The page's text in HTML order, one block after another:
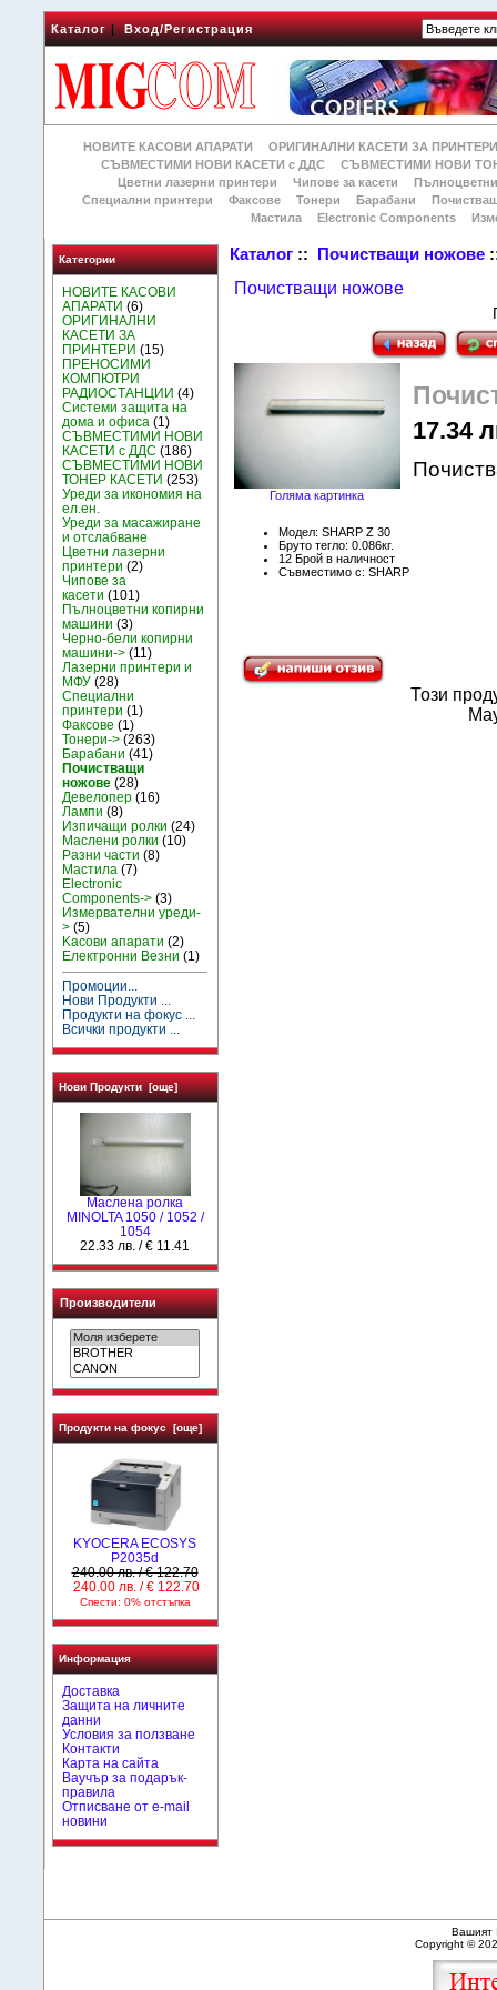
Каталог|Вход/Регистрация
НОВИТЕ КАСОВИ АПАРАТИ
ОРИГИНАЛНИ КАСЕТИ ЗА
СЪВМЕСТИМИ НОВИ КАСЕТИ с ДДС
СЪВМЕСТИМИ НОВИ
Цветни лазерни принтери
Чипове за касети
Специални принтери
Факсове Тонери Барабани
Мастила
Electronic Components
Категории
НОВИТЕ КАСОВИ
АПАРАТИ (6)
ОРИГИНАЛНИ
КАСЕТИ ЗА
ПРИНТЕРИ (15)
ПРЕНОСИМИ
КОМПЮТРИ
РАДИОСТАНЦИИ (4)
Системи защита на
дома и офиса (1)
СЪВМЕСТИМИ НОВИ
КАСЕТИ с ДДС (186)
СЪВМЕСТИМИ НОВИ
ТОНЕР КАСЕТИ (253)
Уреди за икономия на
ел.ен.
Уреди за масажиране
и отслабване
Цветни лазерни
принтери (2)
Чипове за
касети (101)
Пълноцветни копирни
машини (3)
Черно-бели копирни
машини-> (11)
Лазерни принтери и
МФУ (28)
Специални
принтери (1)
Факсове (1)
Тонери-> (263)
Барабани (41)
Почистващи
ножове (28)
Девелопер (16)
Лампи (8)
Изпичащи ролки (24)
Маслени ролки (10)
Разни части (8)
Мастила (7)
Electronic
Components-> (3)
Измервателни уреди-
> (5)
Kасови апарати (2)
Електронни Везни (1)
Промоции...
Нови Продукти ...
Продукти на фокус ...
Всички продукти ...
Нови Продукти [още]
Маслена ролка
MINOLTA 1050 / 1052 /
1054
22.33 лв. / € 11.41
Производители
Продукти на фокус [още]
KYOCERA ECOSYS
P2035d
240.00 лв. / € 122.70
240.00 лв. / € 122.70
Спести: 0% отстъпка
Информация
Доставка
Защита на личните
данни
Условия за ползване
Контакти
Карта на сайта
Ваучър за подарък-
правила
Отписване от e-mail
новини
Каталог :: Почистващи ножове
Почистващи ножове
Голяма картинка
17.34
Модел: SHARP Z 30
Бруто тегло: 0.086кг.
12 Брой в наличност
Съвместимо с: SHARP
Този
Вашият
Copyright ©